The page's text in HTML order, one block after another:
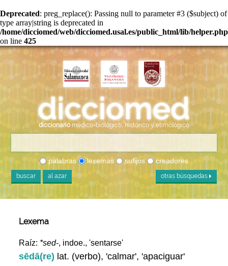
Deprecated: preg_replace(): Passing null to parameter #3 ($subject) of
type array|string is deprecated in
/home/dicciomed/web/dicciomed.usal.es/public_html/lib/helper.php
on line 425
diccionario médico-biológico, histórico y etimológico
palabras lexemas sufijos creadores
buscar al azar otras búsquedas
Lexema
Raíz: *sed-, indoe., 'sentarse'
sēdā(re) lat. (verbo), 'calmar', 'apaciguar'